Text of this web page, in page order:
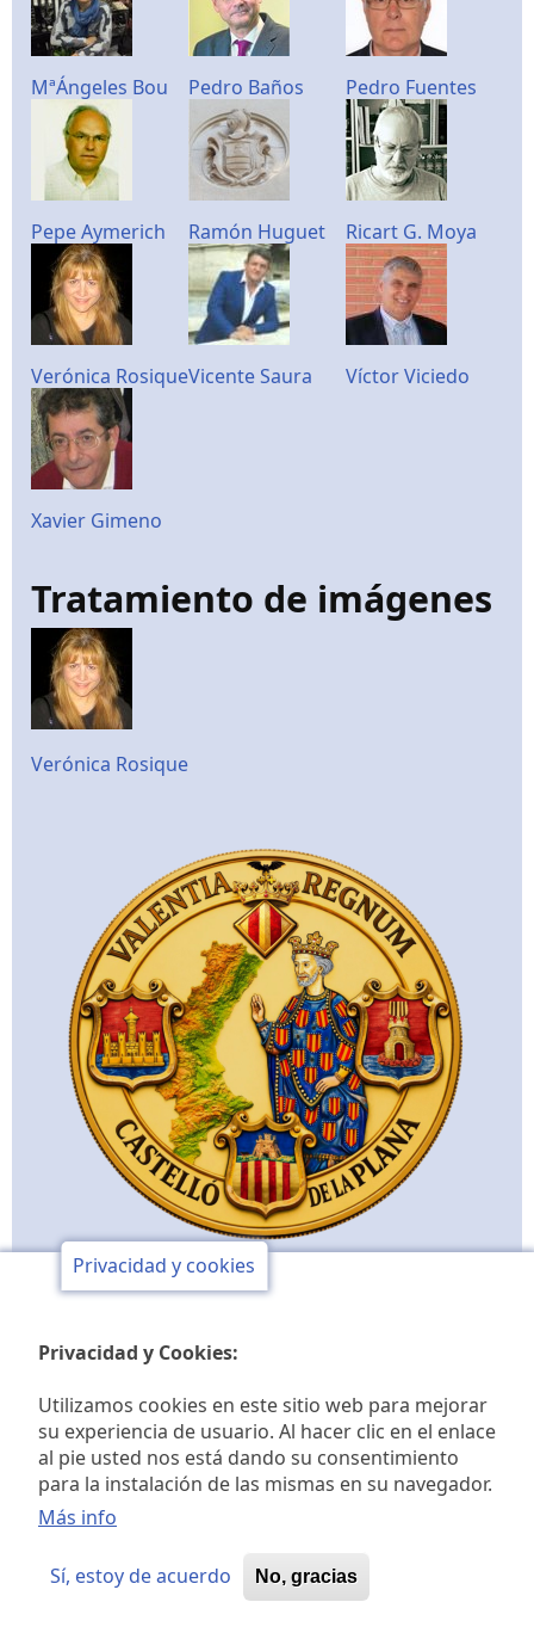
MªÁngeles Bou Pedro Baños Pedro Fuentes
Pepe Aymerich Ramón Huguet Ricart G. Moya
Verónica RosiqueVicente Saura Víctor Viciedo
Xavier Gimeno
Tratamiento de imágenes
Verónica Rosique
Privacidad y cookies
Privacidad y Cookies:
Utilizamos cookies en este sitio web para mejorar
su experiencia de usuario. Al hacer clic en el enlace
al pie usted nos está dando su consentimiento
para la instalación de las mismas en su navegador.
Más info
Sí, estoy de acuerdo No, gracias